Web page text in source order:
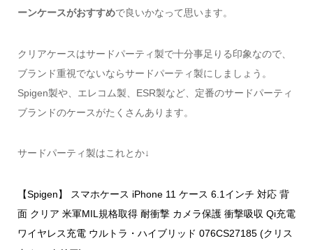
ーンケースがおすすめで良いかなって思います。
クリアケースはサードパーティ製で十分事足りる印象なので、
ブランド重視でないならサードパーティ製にしましょう。
Spigen製や、エレコム製、ESR製など、定番のサードパーティ
ブランドのケースがたくさんあります。
サードパーティ製はこれとか↓
【Spigen】 スマホケース iPhone 11 ケース 6.1インチ 対応 背
面 クリア 米軍MIL規格取得 耐衝撃 カメラ保護 衝撃吸収 Qi充電
ワイヤレス充電 ウルトラ・ハイブリッド 076CS27185 (クリス